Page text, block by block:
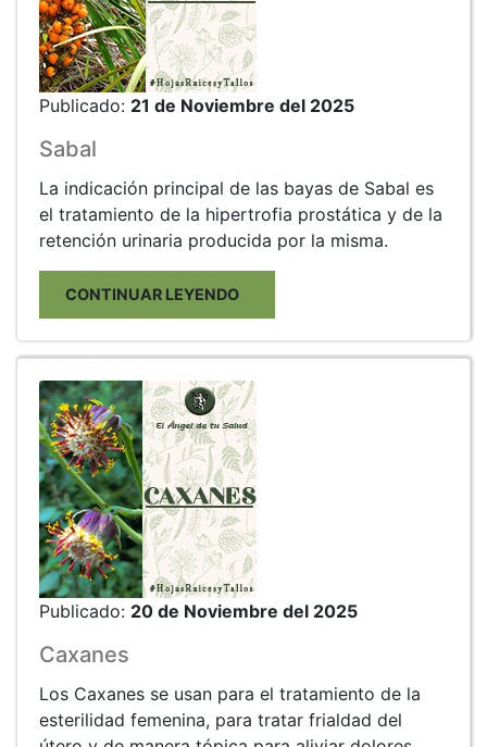
Publicado: 21 de Noviembre del 2025
Sabal
La indicación principal de las bayas de Sabal es
el tratamiento de la hipertrofia prostática y de la
retención urinaria producida por la misma.
CONTINUAR LEYENDO
Publicado: 20 de Noviembre del 2025
Caxanes
Los Caxanes se usan para el tratamiento de la
esterilidad femenina, para tratar frialdad del